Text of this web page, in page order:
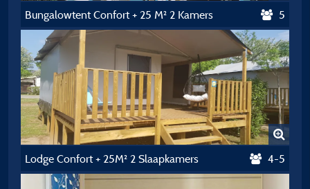
Bungalowtent Confort + 25 M² 2 Kamers 5
Lodge Confort + 25M² 2 Slaapkamers 4-5